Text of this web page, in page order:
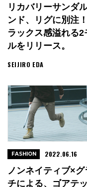
リカバリーサンダ
ンド、リグに別注
ラックス感溢れる2
ルをリリース。
SEIJIRO EDA
ノンネイティブ×グ
チによる、ゴアテ
FASHION 2022.06.16